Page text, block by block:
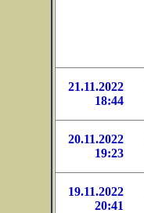
21.11.2022
18:44
20.11.2022
19:23
19.11.2022
20:41